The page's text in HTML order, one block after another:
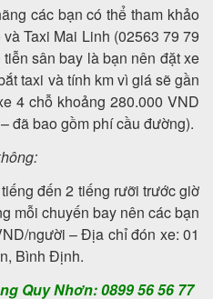
các bạn có thể tham khảo
Taxi Mai Linh (02563 79 79
sân bay là bạn nên đặt xe
taxi và tính km vì giá sẽ gần
4 chỗ khoảng 280.000 VND
đã bao gồm phí cầu đường).
đến 2 tiếng rưỡi trước giờ
mỗi chuyến bay nên các bạn
người – Địa chỉ đón xe: 01
Bình Định.
Quy Nhơn: 0899 56 56 77